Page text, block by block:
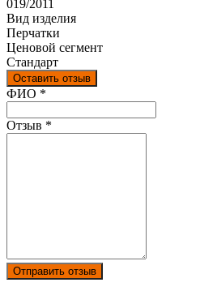
019/2011
Вид изделия
Перчатки
Ценовой сегмент
Стандарт
Оставить отзыв
Ваш отзыв был отправлен!
ФИО *
Отзыв *
Отправить отзыв